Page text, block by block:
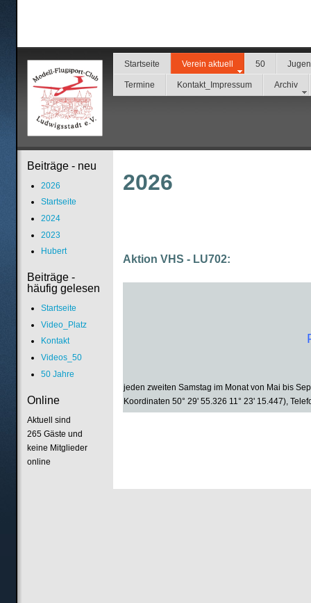
Startseite Verein aktuell 50
Termine Kontakt_Impressum Archiv
2026
Aktion VHS - LU702:
jeden zweiten Samstag im Monat von Mai bis
Koordinaten 50° 29' 55.326 11° 23' 15.447),
Beiträge - neu
2026
Startseite
2024
2023
Hubert
Beiträge -
häufig gelesen
Startseite
Video_Platz
Kontakt
Videos_50
50 Jahre
Online
Aktuell sind
265 Gäste und
keine Mitglieder
online